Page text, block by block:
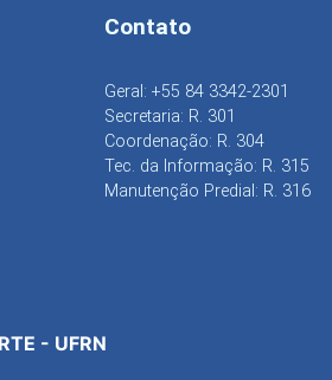
Contato
Geral: +55 84 3342-2301
Secretaria: R. 301
Coordenação: R. 304
Tec. da Informação: R. 315
Manutenção Predial: R. 316
- UFRN